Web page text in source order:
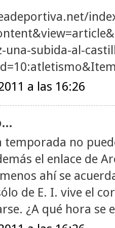
una-subida-al-
a las 16:26
temporada no
el enlace de
ahí se
de E. I. vive el
¿A qué hora se